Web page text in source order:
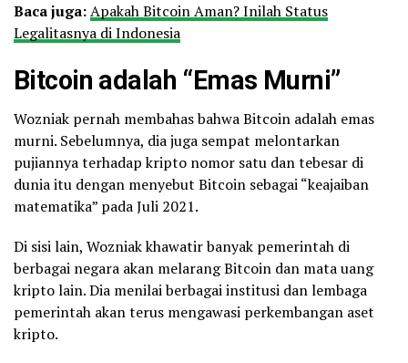
Baca juga:Apakah Bitcoin Aman? Inilah Status
Legalitasnya di Indonesia
Bitcoin adalah “Emas Murni”
Wozniak pernah membahas bahwa Bitcoin adalah emas
murni. Sebelumnya, dia juga sempat melontarkan
pujiannya terhadap kripto nomor satu dan tebesar di
dunia itu dengan menyebut Bitcoin sebagai “keajaiban
matematika” pada Juli 2021.
Di sisi lain, Wozniak khawatir banyak pemerintah di
berbagai negara akan melarang Bitcoin dan mata uang
kripto lain. Dia menilai berbagai institusi dan lembaga
pemerintah akan terus mengawasi perkembangan aset
kripto.